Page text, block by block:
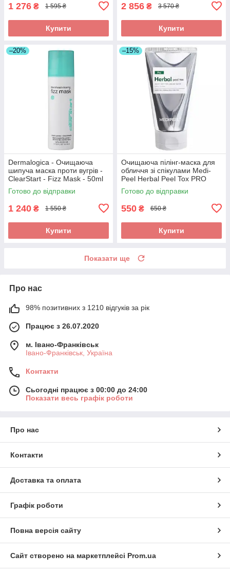
1 276 ₴ 1 595 ₴
Купити
2 856 ₴ 3 570 ₴
Купити
–20%
Dermalogica - Очищаюча
шипуча маска проти вугрів -
ClearStart - Fizz Mask - 50ml
Готово до відправки
1 240 ₴ 1 550 ₴
Купити
–15%
Очищаюча пілінг-маска для
обличчя зі спікулами Medi-
Peel Herbal Peel Tox PRO
120ml
Готово до відправки
550 ₴ 650 ₴
Купити
Показати ще
Про нас
98% позитивних з 1210 відгуків за рік
Працює з 26.07.2020
м. Івано-Франківськ
Івано-Франківськ, Україна
Контакти
Сьогодні працює з 00:00 до 24:00
Показати весь графік роботи
Про нас
Контакти
Доставка та оплата
Графік роботи
Повна версія сайту
Сайт створено на маркетплейсі Prom.ua